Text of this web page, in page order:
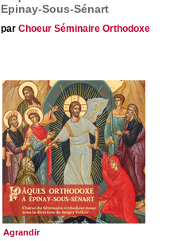
Epinay-Sous-Sénart
par Choeur Séminaire Orthodoxe
Agrandir